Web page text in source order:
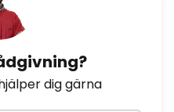
dig gärna